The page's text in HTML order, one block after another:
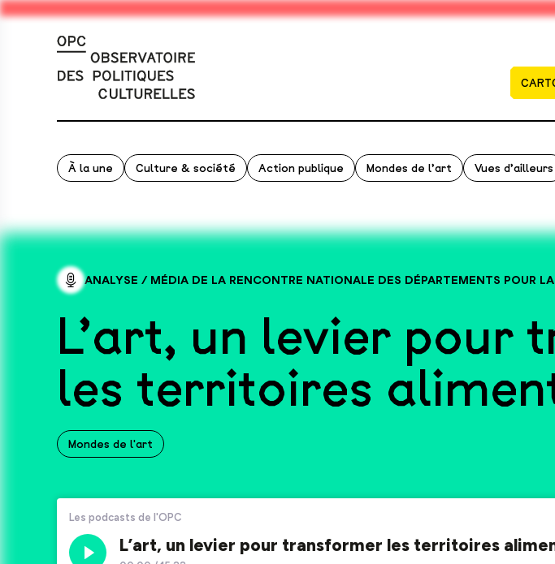
À la une Culture & société Action publique Mondes de l’art Vues d’ailleurs
ANALYSE / MÉDIA DE LA RENCONTRE NATIONALE DES DÉPARTEMENTS POUR
L’art, un levier pour
les territoires
Mondes de l'art